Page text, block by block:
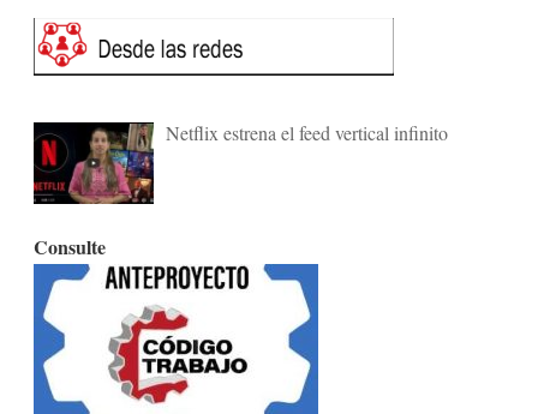
Netflix estrena el feed vertical infinito
Consulte